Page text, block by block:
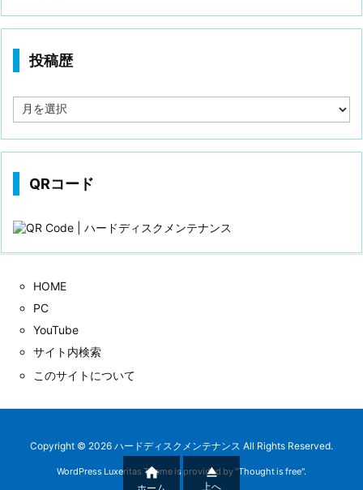
投稿歴
稿
QRコード
HOME
PC
YouTube
サイト内検索
このサイトについて
Copyright © 2026 ハードディスクメンテナンス All Rights Reserved.
WordPress Luxeritas Theme is provided by "Thought is free".
 
上へ